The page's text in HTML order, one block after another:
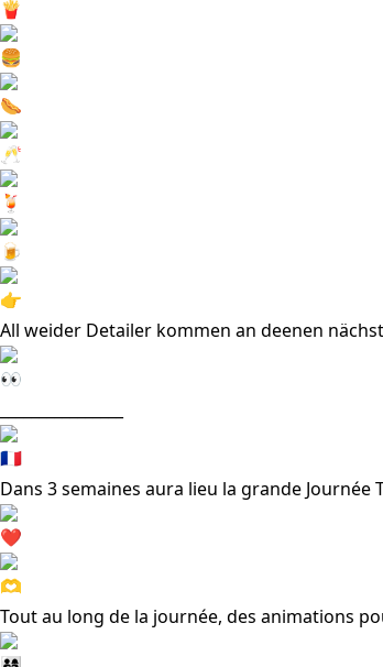
All weider Detailer kommen an deenen
Dans 3 semaines aura lieu la grande Journée
Tout au long de la journée, des animations